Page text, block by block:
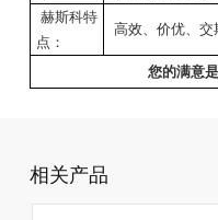
赫斯科特
点：
高效、价优、交
您的满意
相关产品